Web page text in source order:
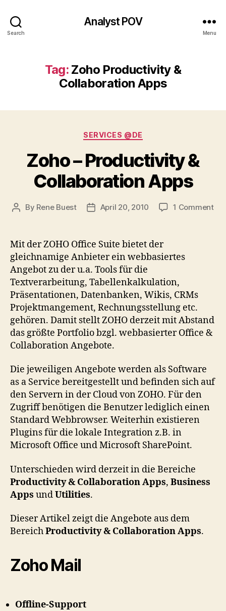
Search
Analyst POV
Menu
Tag: Zoho Productivity &
Collaboration Apps
Categories
SERVICES @DE
Zoho – Productivity &
Collaboration Apps
Post
By Rene Buest
PostApril 20, 2010 1 Commenton
Mit der ZOHO Office Suite bietet der
gleichnamige Anbieter ein webbasiertes
Angebot zu der u.a. Tools für die
Textverarbeitung, Tabellenkalkulation,
Präsentationen, Datenbanken, Wikis, CRMs
Projektmangement, Rechnungsstellung etc.
gehören. Damit stellt ZOHO derzeit mit Abstand
das größte Portfolio bzgl. webbasierter Office &
Collaboration Angebote.
Die jeweiligen Angebote werden als Software
as a Service bereitgestellt und befinden sich auf
den Servern in der Cloud von ZOHO. Für den
Zugriff benötigen die Benutzer lediglich einen
Standard Webbrowser. Weiterhin existieren
Plugins für die lokale Integration z.B. in
Microsoft Office und Microsoft SharePoint.
Unterschieden wird derzeit in die Bereiche
Productivity & Collaboration Apps, Business
Apps undUtilities.
Dieser Artikel zeigt die Angebote aus dem
BereichProductivity & Collaboration Apps.
Zoho Mail
Offline-Support